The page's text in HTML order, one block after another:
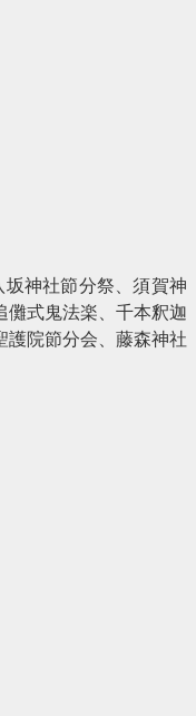
神社節分祭、須賀神
儺式鬼法楽、千本釈迦
護院節分会、藤森神社